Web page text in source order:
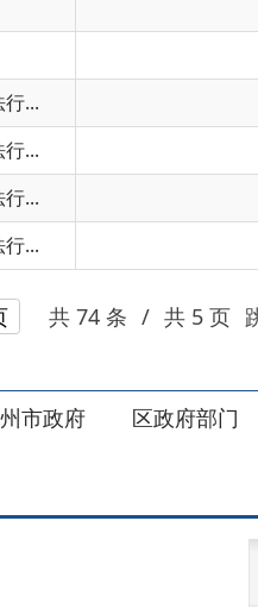
/
区政府部门